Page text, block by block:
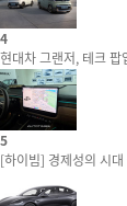
4
현대차 그랜저, 테크 팝
5
[하이빔] 경제성의 시대